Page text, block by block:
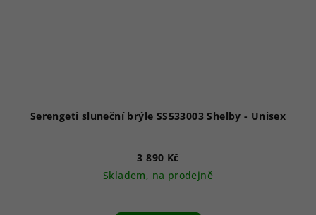
Serengeti sluneční brýle SS533003 Shelby - Unisex
3 890 Kč
Skladem, na prodejně